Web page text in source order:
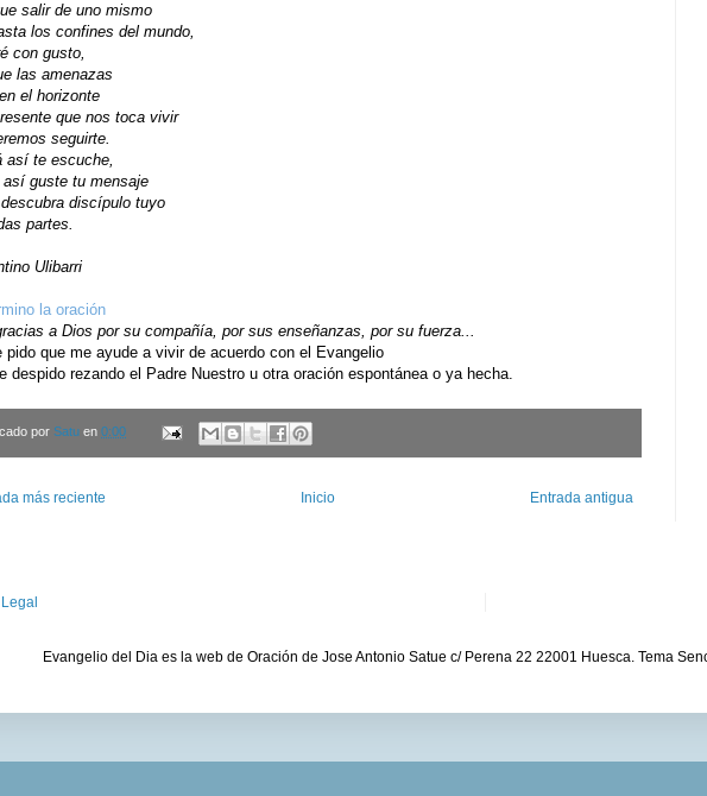
salir de uno mismo
los confines del mundo,
con gusto,
las amenazas
el horizonte
que nos toca vivir
seguirte.
así te escuche,
así guste tu mensaje
discípulo tuyo
partes.
Ulibarri
la oración
a Dios por su compañía, por sus enseñanzas, por su fuerza...
que me ayude a vivir de acuerdo con el Evangelio
rezando el Padre Nuestro u otra oración espontánea o ya hecha.
por Satu en 0:00
más reciente Entrada antigua
Inicio
Evangelio del Dia es la web de Oración de Jose Antonio Satue c/ Perena 22 22001 Huesca. Tema